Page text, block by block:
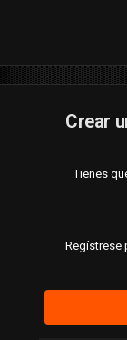
Crear
Tienes
Regístrese